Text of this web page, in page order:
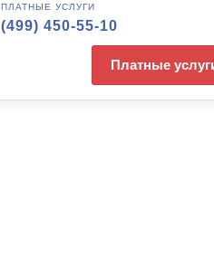
ПЛАТНЫЕ УСЛУГИ
450-55-10
Платные